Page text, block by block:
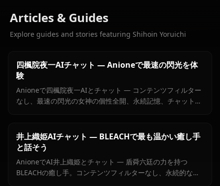
Articles & Guides
Explore guides and stories featuring Shihoin Yoruichi
四楓院夜一AIチャット — Anioneで最速の閃光を体
験
Anioneで四楓院夜一AIとチャット — コンテンツフィルター
なし、最速の閃光の女神の個性全開、永続記憶、チャット内
井上織姫AIチャット — BLEACHで最も温かい癒し手
と話そう
AnioneでAI井上織姫とチャット — 盾舜六廷の力を持つ
BLEACHの癒し手。コンテンツフィルターなし、永続的なメ